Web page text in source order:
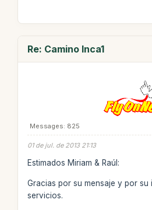
Re: Camino Inca1
Messages: 825
01 de jul. de 2013 21:13
Estimados Miriam & Raúl:
Gracias por su mensaje y por su
servicios.